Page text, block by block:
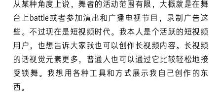
从某种角度上说，舞者的活动范围有限，大概就是在舞
台上battle或者参加演出和广播电视节目，录制广告这
些。不过现在是短视频时代。我本人是个活跃的短视频
用户，也想告诉大家我也可以创作长视频内容。长视频
的话视觉元素更多，普通人也可以通过它比较轻松地接
受锁舞。我想用各种工具和方式展示我自己创作的东
西。